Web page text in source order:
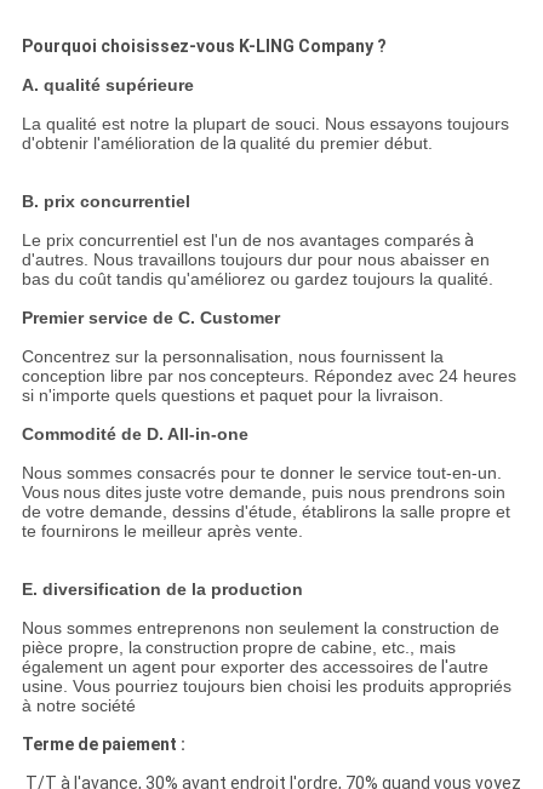
Pourquoi choisissez-vous K-LING Company ?
A. qualité supérieure
La qualité est notre la plupart de souci. Nous essayons toujours
d'obtenir l'amélioration de laqualité du premier début.
B. prix concurrentiel
Le prix concurrentiel est l'un de nos avantages comparésà
d'autres. Nous travaillons toujours dur pour nous abaisser en
bas du coût tandis qu'améliorez ou gardez toujours la qualité.
Premier service de C. Customer
Concentrez sur la personnalisation, nous fournissent la
conception libre par nosconcepteurs. Répondez avec 24 heures
si n'importe quels questions et paquet pour la livraison.
Commodité de D. All-in-one
Nous sommes consacrés pour te donner le service tout-en-un.
Vous nous dites juste votre demande, puis nous prendrons soin
de votre demande, dessins d'étude, établirons la salle propre et
te fournirons le meilleur après vente.
E. diversification de la production
Nous sommes entreprenons non seulement la construction de
pièce propre, laconstruction propre de cabine, etc., mais
également un agent pour exporter des accessoires de l'autre
usine. Vous pourriez toujours bien choisi les produits appropriés
à notre société
Terme de paiement :
T/T à l'avance, 30% avant endroit l'ordre, 70% quand vous voyez